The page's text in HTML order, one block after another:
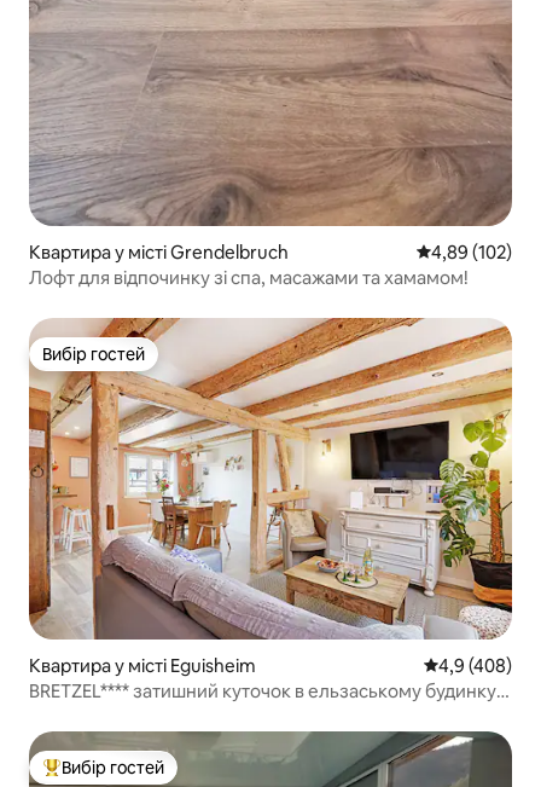
Квартира у місті Grendelbruch Середня
4,89 (102)
Лофт для відпочинку зі спа, масажами та хамамом!
Вибір гостей
Вибір гостей
Квартира у місті Eguisheim Середня
4,9 (408)
BRETZEL**** затишний куточок в ельзаському будинку,
Топ вибір гостей
Вибір гостей